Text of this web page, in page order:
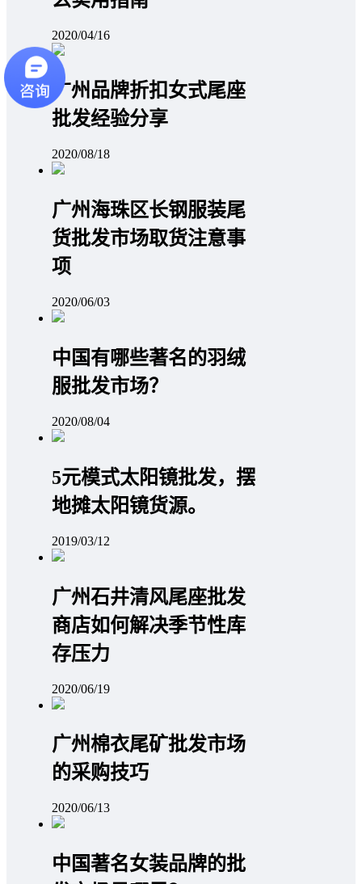
2020/04/16
广州品牌折扣女式尾座
批发经验分享
2020/08/18
广州海珠区长钢服装尾
货批发市场取货注意事
项
2020/06/03
中国有哪些著名的羽绒
服批发市场？
2020/08/04
5元模式太阳镜批发，摆
地摊太阳镜货源。
2019/03/12
广州石井清风尾座批发
商店如何解决季节性库
存压力
2020/06/19
广州棉衣尾矿批发市场
的采购技巧
2020/06/13
中国著名女装品牌的批